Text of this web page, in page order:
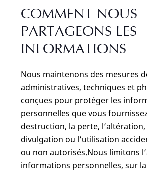
COMMENT NOUS
PARTAGEONS LES
INFORMATIONS
Nous maintenons des mesures
administratives, techniques et
conçues pour protéger les
personnelles que vous
destruction, la perte, l’altération,
divulgation ou l’utilisation
ou non autorisés.Nous limitons
informations personnelles, sur